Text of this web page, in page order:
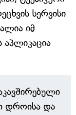
სერვისი
იმ
აპლიკაცია
დროისა და